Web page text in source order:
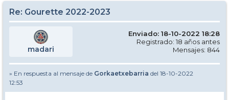
Re: Gourette 2022-2023
madari
Enviado: 18-10-2022 18:28
Registrado: 18 años antes
Mensajes: 844
» En respuesta al mensaje de Gorkaetxebarria del 18-10-2022
12:53